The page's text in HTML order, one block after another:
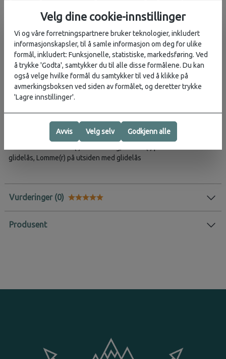
allsidig måte å bære med deg alt du trenger av ting.
Materiale:100% polyamid 210D
Innerstoff:100% polyamid 210D
Høyde:16 cm
Bredde:24 cm
Dybde:7 cm
Volum:3 l
4
glidelås, Lomme(r) på utsiden med glidelås
Vurderinger
Produsent
Velg dine cookie-innstillinger
Vi og våre forretningspartnere bruker teknologier, inkludert
informasjonskapsler, til å samle informasjon om deg for ulike
formål, inkludert: Funksjonelle, statistiske, markedsføring. Ved
å trykke 'Godta', samtykker du til alle disse formålene. Du kan
også velge hvilke formål du samtykker til ved å klikke på
avmerkingsboksen ved siden av formålet, og deretter trykke
'Lagre innstillinger'.
Avvis Velg selv Godkjenn alle